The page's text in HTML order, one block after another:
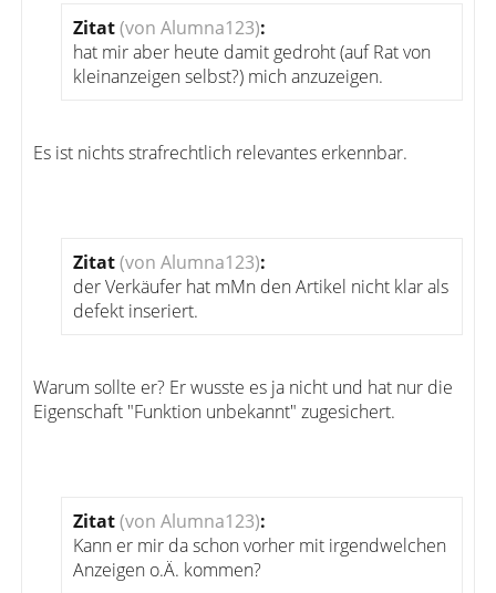
Zitat(von Alumna123):
hat mir aber heute damit gedroht (auf Rat von
kleinanzeigen selbst?) mich anzuzeigen.
Es ist nichts strafrechtlich relevantes erkennbar.
Zitat(von Alumna123):
der Verkäufer hat mMn den Artikel nicht klar als
defekt inseriert.
Warum sollte er? Er wusste es ja nicht und hat nur die
Eigenschaft "Funktion unbekannt" zugesichert.
Zitat(von Alumna123):
Kann er mir da schon vorher mit irgendwelchen
Anzeigen o.Ä. kommen?